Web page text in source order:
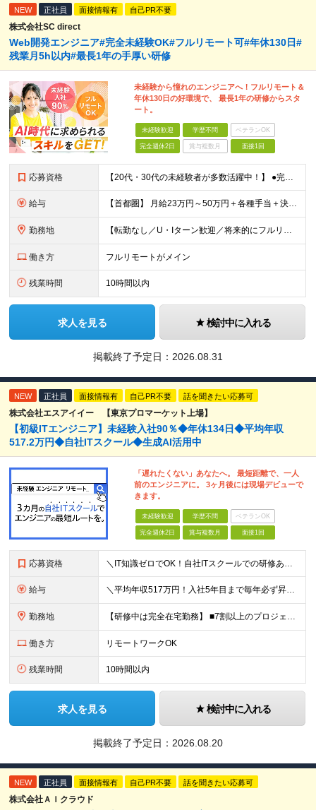
NEW 正社員 面接情報有 自己PR不要
株式会社SC direct
Web開発エンジニア#完全未経験OK#フルリモート可#年休130日#
残業月5h以内#最長1年の手厚い研修
未経験から憧れのエンジニアへ！フルリモート＆
年休130日の好環境で、 最長1年の研修からスタ
ート。
未経験歓迎 学歴不問 ベテランOK
完全週休2日 賞与複数月 面接1回
応募資格 【20代・30代の未経験者が多数活躍中！】 ●完全未経験、第二新卒、既卒、フリーターの方大歓迎！ ●学歴・職歴・転職回数・ブランク一切不問 ※34歳までの方（若年層の長期キャリア形成を図るため） ★
給与 【首都圏】 月給23万円～50万円＋各種手当＋決算賞与 【大阪】 月給22万円～50万円＋各種手当＋決算賞与 【愛知】 月給21.5万円～50万円＋各種手当＋決算賞与 【福岡・宮城】 月給20万
勤務地 【転勤なし／U・Iターン歓迎／将来的にフルリモートOK】 本社（新宿区）、大阪支店、名古屋支店または東京都・神奈川県・千葉県・埼玉県・愛知県・大阪府・福岡県をはじめ、全国のプロジェクト先 ※ご希望を
働き方 フルリモートがメイン
残業時間 10時間以内
求人を見る 検討中に入れる
掲載終了予定日： 2026.08.31
NEW 正社員 面接情報有 自己PR不要 話を聞きたい応募可
株式会社エスアイイー 【東京プロマーケット上場】
【初級ITエンジニア】未経験入社90％◆年休134日◆平均年収
517.2万円◆自社ITスクール◆生成AI活用中
「遅れたくない」あなたへ。 最短距離で、一人
前のエンジニアに。 3ヶ月後には現場デビューで
きます。
未経験歓迎 学歴不問 ベテランOK
完全週休2日 賞与複数月 面接1回
応募資格 ＼IT知識ゼロでOK！自社ITスクールでの研修あり／ ■完全未経験OK(文系出身70％) ■第二新卒歓迎 ■学歴不問 └社会人未経験の方も歓迎します！ 5名以上の採用を予定しているので、同期と入社も
給与 ＼平均年収517万円！入社5年目まで毎年必ず昇給／ ■賞与年3回 ■年収800万円以上も可 ■入社3年以上の平均年収469.2万円 月給23万2000円以上＋賞与年3回＋各種手当 ☆入社5年目まで最
勤務地 【研修中は完全在宅勤務】 ■7割以上のプロジェクトでリモートワークを導入 ■フルリモートもあり ■一都三県のプロジェクト先 ■転居を伴う転勤なし ＜プロジェクト先＞ 東京・神奈川・千葉・埼玉でのプロ
働き方 リモートワークOK
残業時間 10時間以内
求人を見る 検討中に入れる
掲載終了予定日： 2026.08.20
NEW 正社員 面接情報有 自己PR不要 話を聞きたい応募可
株式会社ＡＩクラウド